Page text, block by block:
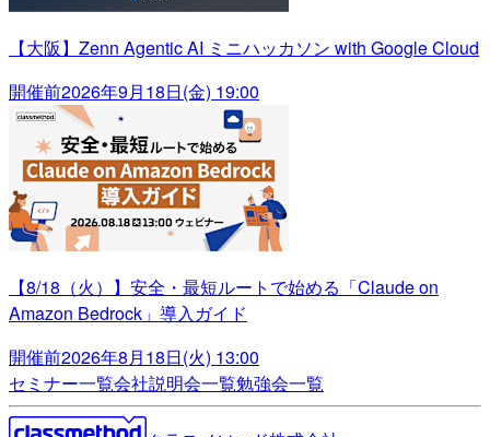
【大阪】Zenn Agentic AI ミニハッカソン with Google Cloud
開催前2026年9月18日(金) 19:00
【8/18（火）】安全・最短ルートで始める「Claude on
Amazon Bedrock」導入ガイド
開催前2026年8月18日(火) 13:00
セミナー一覧会社説明会一覧勉強会一覧